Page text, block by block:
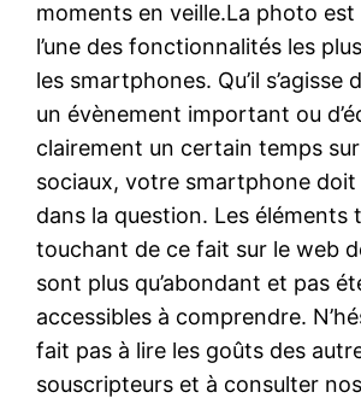
moments en veille.La photo est
l’une des fonctionnalités les
les smartphones. Qu’il s’agisse
un évènement important ou
clairement un certain temps
sociaux, votre smartphone doit
dans la question. Les éléments
touchant de ce fait sur le web
sont plus qu’abondant et pas
accessibles à comprendre.
fait pas à lire les goûts des
souscripteurs et à consulter